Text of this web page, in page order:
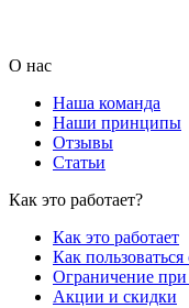
О нас
Наша команда
Наши принципы
Отзывы
Статьи
Как это работает?
Как это работает
Как
Ограничение при
Акции и скидки